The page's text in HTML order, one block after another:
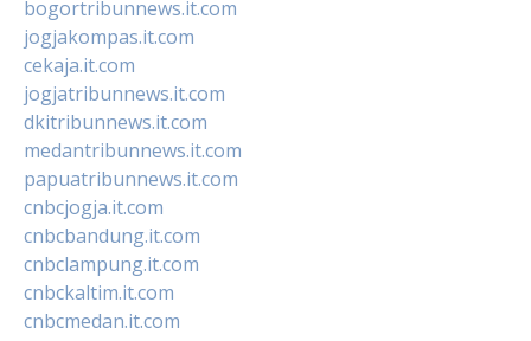
bogortribunnews.it.com
jogjakompas.it.com
cekaja.it.com
jogjatribunnews.it.com
dkitribunnews.it.com
medantribunnews.it.com
papuatribunnews.it.com
cnbcjogja.it.com
cnbcbandung.it.com
cnbclampung.it.com
cnbckaltim.it.com
cnbcmedan.it.com